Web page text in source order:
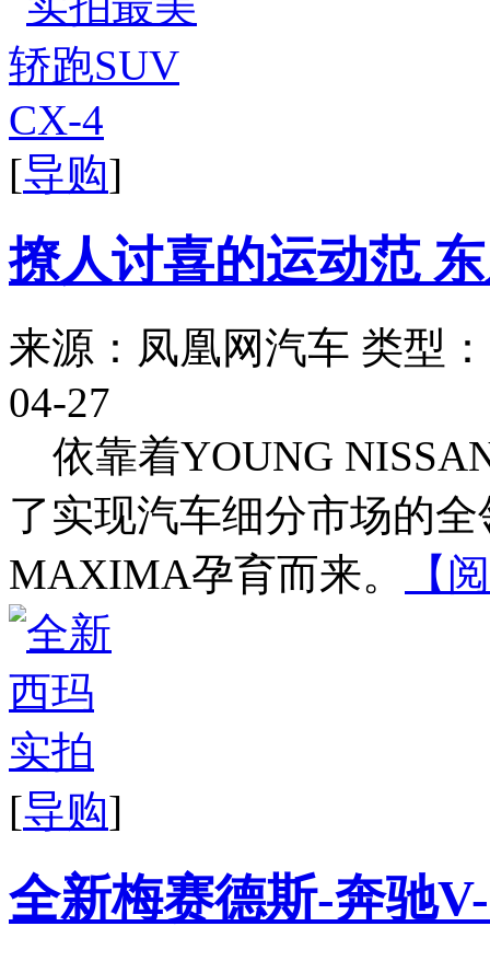
[导购]
撩人讨喜的运动范
来源：凤凰网汽车 类型
04-27
依靠着YOUNG
了实现汽车细分市场的
MAXIMA孕育而来。
【
[导购]
全新梅赛德斯-奔驰